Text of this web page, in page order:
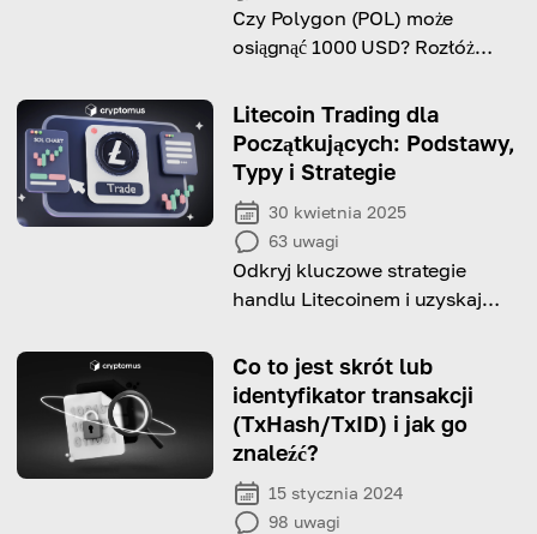
Czy Polygon (POL) może
osiągnąć 1000 USD? Rozłóż
perspektywy wzrostu.
Litecoin Trading dla
Początkujących: Podstawy,
Typy i Strategie
30 kwietnia 2025
63 uwagi
Odkryj kluczowe strategie
handlu Litecoinem i uzyskaj
transakcji!
Co to jest skrót lub
identyfikator transakcji
(TxHash/TxID) i jak go
znaleźć?
15 stycznia 2024
98 uwagi